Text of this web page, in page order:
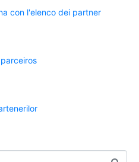
con l'elenco dei partner